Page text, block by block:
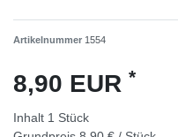
Artikelnummer 1554
8,90 EUR *
Inhalt 1 Stück